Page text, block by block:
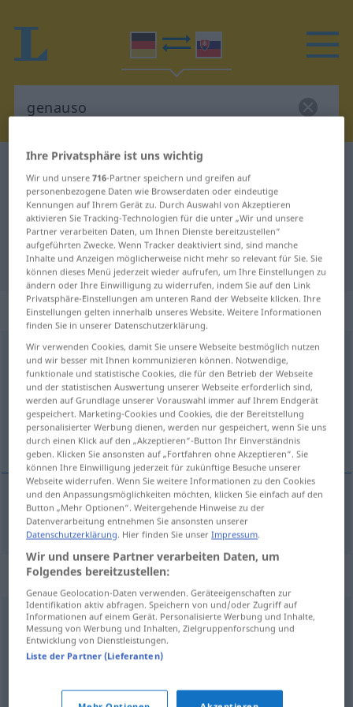
Deutsch-Slowakisch Wörterbuch
Deutsch-Slowakisch Übersetzung
für "genauso"
"genauso" Slowakisch Übersetzung
„genauso“
genauso
Übersicht aller Übersetzungen
(Für mehr Details die Übersetzung anklicken/antippen)
práve tak, presne tak
práve tak, presnetak(wieako) genauso
Synonyme für "genauso"
ebenso (...) (wie),geradeso (...) (wie)
Ihre Privatsphäre ist uns wichtig
Wir und unsere716-Partner speichern und greifen auf
personenbezogene Daten wie Browserdaten oder eindeutige
Kennungen auf Ihrem Gerät zu. Durch Auswahl von Akzeptieren
aktivieren Sie Tracking-Technologien für die unter „Wir und unsere
Partner verarbeiten Daten, um Ihnen Dienste bereitzustellen“
aufgeführten Zwecke. Wenn Tracker deaktiviert sind, sind manche
Inhalte und Anzeigen möglicherweise nicht mehr so relevant für Sie. Sie
können dieses Menü jederzeit wieder aufrufen, um Ihre Einstellungen zu
ändern oder Ihre Einwilligung zu widerrufen, indem Sie auf den Link
Privatsphäre-Einstellungen am unteren Rand der Webseite klicken. Ihre
Einstellungen gelten innerhalb unseres Website. Weitere Informationen
finden Sie in unserer Datenschutzerklärung.
Wir verwenden Cookies, damit Sie unsere Webseite bestmöglich nutzen
und wir besser mit Ihnen kommunizieren können. Notwendige,
funktionale und statistische Cookies, die für den Betrieb der Webseite
und der statistischen Auswertung unserer Webseite erforderlich sind,
werden auf Grundlage unserer Vorauswahl immer auf Ihrem Endgerät
gespeichert. Marketing-Cookies und Cookies, die der Bereitstellung
personalisierter Werbung dienen, werden nur gespeichert, wenn Sie uns
durch einen Klick auf den „Akzeptieren“-Button Ihr Einverständnis
geben. Klicken Sie ansonsten auf „Fortfahren ohne Akzeptieren“. Sie
können Ihre Einwilligung jederzeit für zukünftige Besuche unserer
Webseite widerrufen. Wenn Sie weitere Informationen zu den Cookies
und den Anpassungsmöglichkeiten möchten, klicken Sie einfach auf den
Button „Mehr Optionen“. Weitergehende Hinweise zu der
Datenverarbeitung entnehmen Sie ansonsten unserer
Datenschutzerklärung. Hier finden Sie unserImpressum.
Wir und unsere Partner verarbeiten Daten, um
Folgendes bereitzustellen:
Genaue Geolocation-Daten verwenden. Geräteeigenschaften zur
Identifikation aktiv abfragen. Speichern von und/oder Zugriff auf
Informationen auf einem Gerät. Personalisierte Werbung und Inhalte,
Messung von Werbung und Inhalten, Zielgruppenforschung und
Entwicklung von Dienstleistungen.
Liste der Partner (Lieferanten)